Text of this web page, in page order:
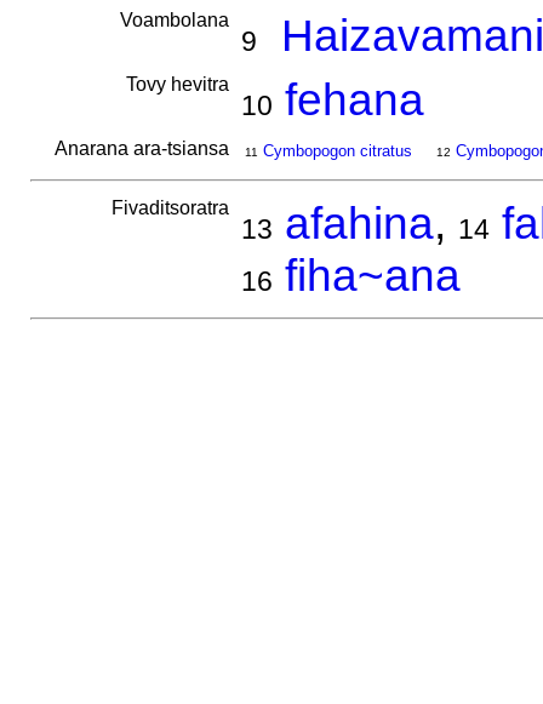
Voambolana
9
Tovy hevitra
10 fehana
Anarana ara-tsiansa 11 Cymbopogon citratus 12
Fivaditsoratra
13 afahina, 14
16 fiha~ana